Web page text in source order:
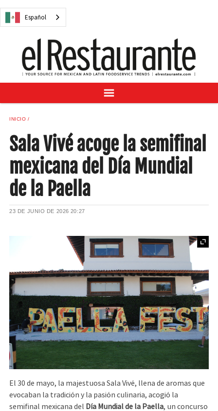
Español
NOTICIAS
RECETAS
GUÍA DEL COMPRADOR
SUSCRÍBASE A
CENTRO DE MUESTRAS
VINO/LICOR MEXICANO
Español
INICIO
Sala Vivé acoge la semifinal
mexicana del Día Mundial
de la Paella
23 DE JUNIO DE 2026 20:27
El 30 de mayo, la majestuosa Sala Vivé, llena de aromas que
evocaban la tradición y la pasión culinaria, acogió la
semifinal mexicana del Día Mundial de la Paella, un concurso